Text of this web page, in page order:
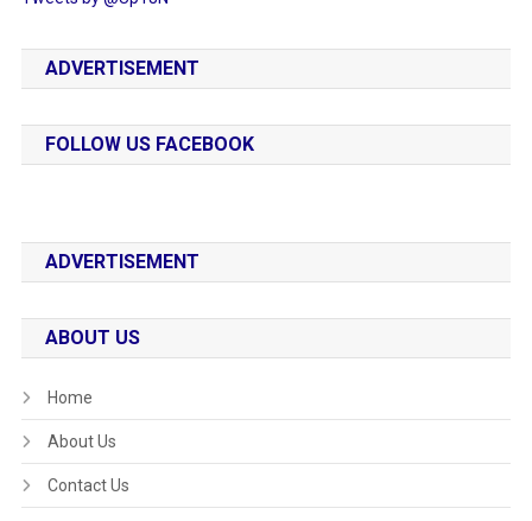
ADVERTISEMENT
FOLLOW US FACEBOOK
ADVERTISEMENT
ABOUT US
Home
About Us
Contact Us